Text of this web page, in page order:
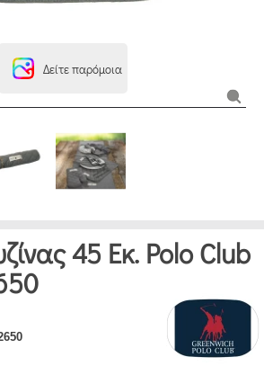
Δείτε παρόμοια
45 Εκ. Polo Club